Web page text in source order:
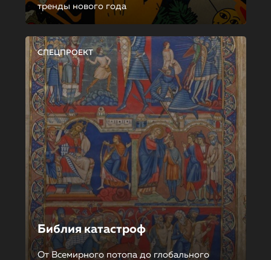
тренды нового года
СПЕЦПРОЕКТ
Библия катастроф
От Всемирного потопа до глобального